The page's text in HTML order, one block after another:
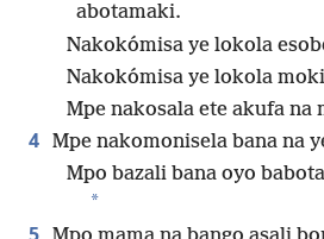
abotamaki.
Nakokómisa ye lokola
Nakokómisa ye lokola
Mpe nakosala ete akufa na
4 Mpe nakomonisela bana na
Mpo bazali bana oyo
*
5